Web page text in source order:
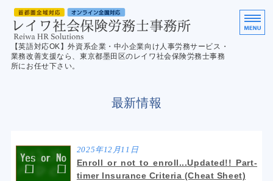
【英語対応OK】外資系企業・中小企業向け人事労務サービス・
業務改善支援なら、東京都墨田区のレイワ社会保険労務士事務
所にお任せ下さい。
English
最新情報
2025年12月11日
Enroll or not to enroll...Updated!! Part-
timer Insurance Criteria (Cheat Sheet)